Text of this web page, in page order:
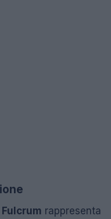
Fulcrum rappresenta